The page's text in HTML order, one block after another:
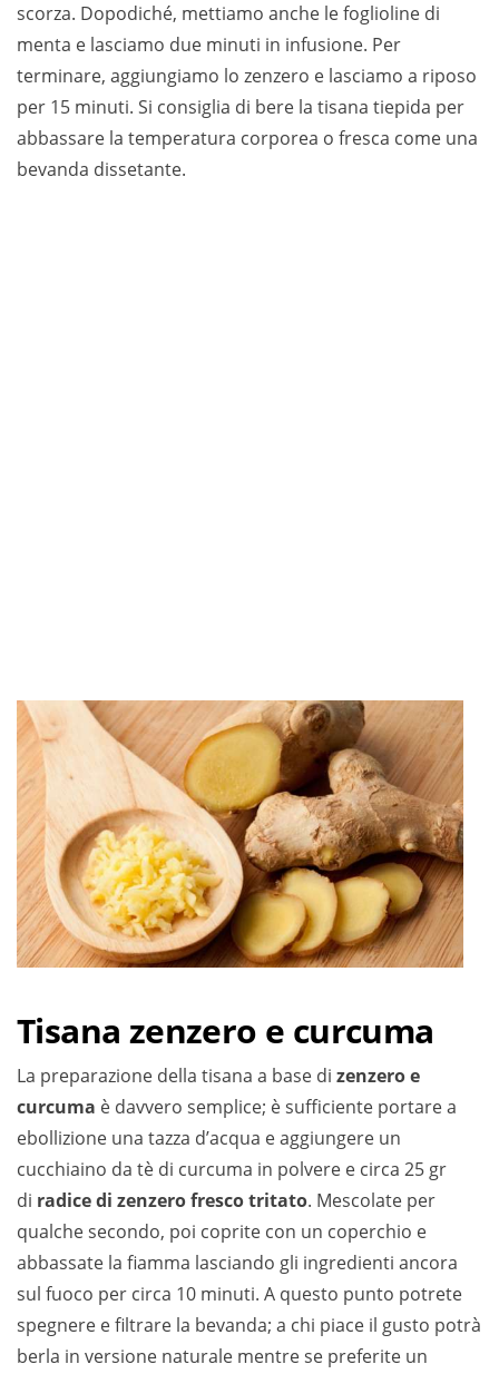
scorza. Dopodiché, mettiamo anche le foglioline di
menta e lasciamo due minuti in infusione. Per
terminare, aggiungiamo lo zenzero e lasciamo a riposo
per 15 minuti. Si consiglia di bere la tisana tiepida per
abbassare la temperatura corporea o fresca come una
bevanda dissetante.
Tisana zenzero e curcuma
La preparazione della tisana a base di zenzero e
curcuma è davvero semplice; è sufficiente portare a
ebollizione una tazza d’acqua e aggiungere un
cucchiaino da tè di curcuma in polvere e circa 25 gr
di radice di zenzero fresco tritato. Mescolate per
qualche secondo, poi coprite con un coperchio e
abbassate la fiamma lasciando gli ingredienti ancora
sul fuoco per circa 10 minuti. A questo punto potrete
spegnere e filtrare la bevanda; a chi piace il gusto potrà
berla in versione naturale mentre se preferite un